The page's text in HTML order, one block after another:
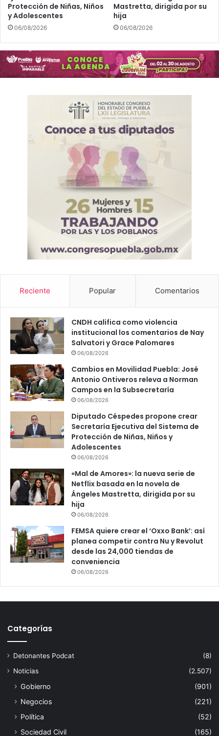
Protección de Niñas, Niños
y Adolescentes
06/08/2026
Mastretta, dirigida por su
hija
06/08/2026
Reciente Popular Comentarios
CNDH califica como violencia
institucional los comentarios de Nay
Salvatori y Grace Palomares
06/08/2026
Cambios en Movilidad Puebla: José
Antonio Ontiveros releva a Norman
Campos en la Subsecretaría
06/08/2026
Diputado Céspedes propone crear
Secretaría Ejecutiva del Sistema de
Protección de Niñas, Niños y
Adolescentes
06/08/2026
«Mal de Amores»: la nueva serie de
Netflix basada en la novela de
Ángeles Mastretta, dirigida por su
hija
06/08/2026
FEMSA quiere crear el ‘Oxxo Bank’: así
planea competir contra Nu y Revolut
desde las 24,000 tiendas de
conveniencia
06/08/2026
Categorías
Detonantes Podcat
(8)
Noticias
(2.507)
Gobierno
(901)
Negocios
(221)
Política
(52)
Sociedad Civil
(165)